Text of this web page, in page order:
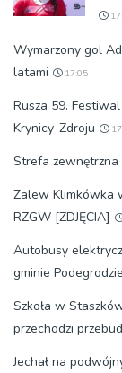
Wymarzony gol
latami
17:05
Rusza 59.
Krynicy-Zdroju
Strefa zewnętrzna
Zalew Klimkówka
RZGW [ZDJĘCIA]
Autobusy
gminie Podegrodzie
Szkoła w
przechodzi
Jechał na